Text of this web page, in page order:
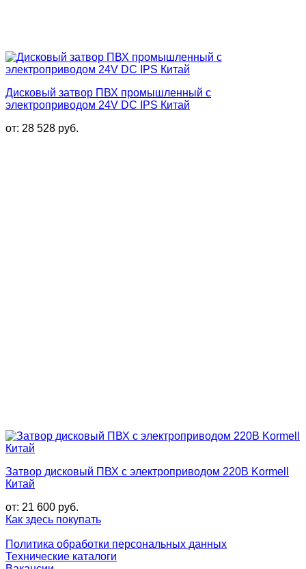
Дисковый затвор ПВХ промышленный с
электроприводом 24V DC IPS Китай
от: 28 528 руб.
Затвор дисковый ПВХ с электроприводом 220В Kormell
Китай
от: 21 600 руб.
Как здесь покупать
Политика обработки персональных данных
Технические каталоги